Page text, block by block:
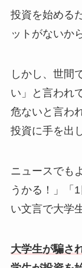
投資を始める
ットがないか
しかし、世間
い」と言われ
危ないと言わ
投資に手を出
ニュースでも
うかる！」「
い文言で大学
大学生が騙さ